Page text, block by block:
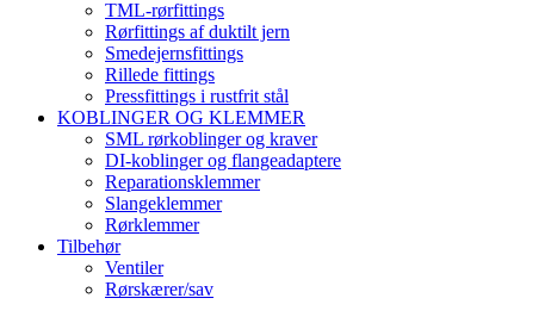
TML-rørfittings
Rørfittings af duktilt jern
Smedejernsfittings
Rillede fittings
Pressfittings i rustfrit stål
KOBLINGER OG KLEMMER
SML rørkoblinger og kraver
DI-koblinger og flangeadaptere
Reparationsklemmer
Slangeklemmer
Rørklemmer
Tilbehør
Ventiler
Rørskærer/sav